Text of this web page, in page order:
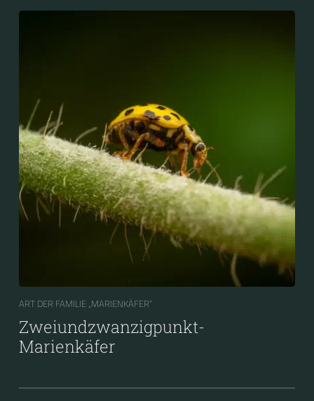
ART DER FAMILIE „MARIENKÄFER“
Zweiundzwanzigpunkt-
Marienkäfer